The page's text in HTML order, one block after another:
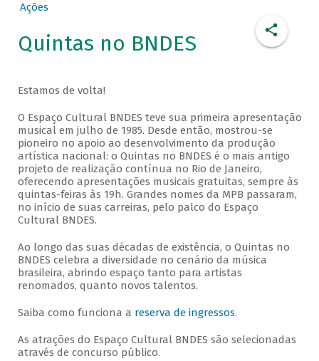
Ações
Quintas no BNDES
Estamos de volta!
O Espaço Cultural BNDES teve sua primeira apresentação
musical em julho de 1985. Desde então, mostrou-se
pioneiro no apoio ao desenvolvimento da produção
artística nacional: o Quintas no BNDES é o mais antigo
projeto de realização contínua no Rio de Janeiro,
oferecendo apresentações musicais gratuitas, sempre às
quintas-feiras às 19h. Grandes nomes da MPB passaram,
no início de suas carreiras, pelo palco do Espaço
Cultural BNDES.
Ao longo das suas décadas de existência, o Quintas no
BNDES celebra a diversidade no cenário da música
brasileira, abrindo espaço tanto para artistas
renomados, quanto novos talentos.
Saiba como funciona a reserva de ingressos.
As atrações do Espaço Cultural BNDES são selecionadas
através de concurso público.